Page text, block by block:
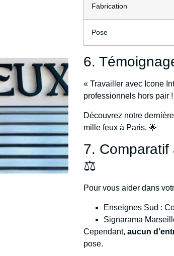
Fabrication
Pose
6.
« Travailler avec Icone
professionnels hors pair
Découvrez notre
mille feux à Paris. 🌟
7. Comparatif
⚖️
Pour vous aider dans
Enseignes Sud :
Signarama
Cependant,aucun
pose.